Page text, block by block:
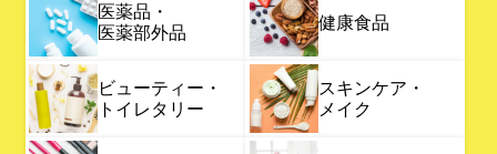
医薬品・
医薬部外品
健康食品
ビューティー・
トイレタリー
スキンケア・
メイク